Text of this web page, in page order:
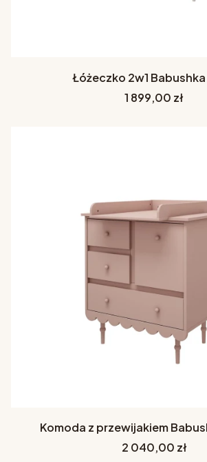
Łóżeczko 2w1 Babushka
Cena
1 899,00 zł
Komoda z przewijakiem
Cena
2 040,00 zł